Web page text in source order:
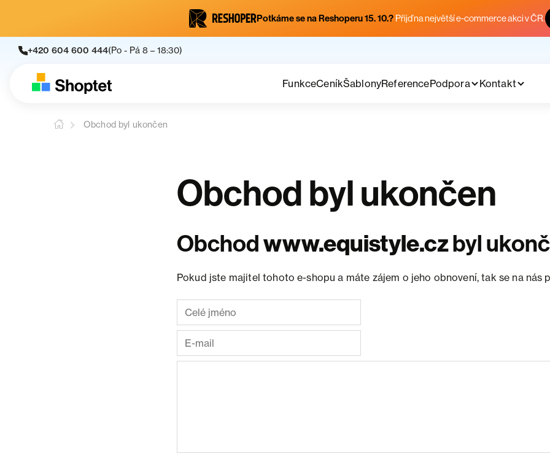
Potkáme se na Reshoperu 15. 10.? Přijď na největší e-commerce akci v ČR.
+420 604 600 444(Po - Pá 8 – 18:30)
FunkceCeníkŠablonyReferencePodpora Kontakt
Obchod byl ukončen
Obchod byl ukončen
Obchodwww.equistyle.czbyl
Pokud jste majitel tohoto e-shopu a máte zájem o jeho obnovení, tak se na nás